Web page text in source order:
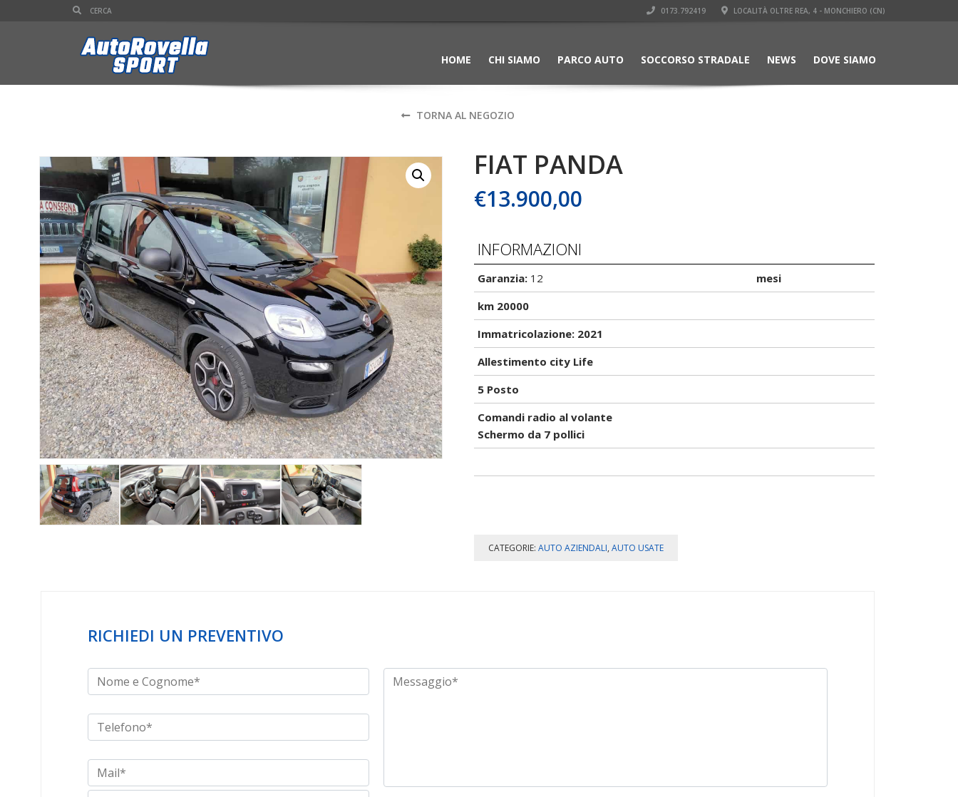
0173.792419 LOCALITÀ OLTRE REA, 4 - MONCHIERO (CN)
HOME CHI SIAMO PARCO AUTO SOCCORSO STRADALE NEWS DOVE SIAMO
TORNA AL NEGOZIO
FIAT PANDA
€13.900,00
INFORMAZIONI
Garanzia: 12
mesi
km 20000
Immatricolazione: 2021
Allestimento city Life
5 Posto
Comandi radio al volante
Schermo da 7 pollici
CATEGORIE:AUTO AZIENDALI,AUTO USATE
RICHIEDI UN PREVENTIVO